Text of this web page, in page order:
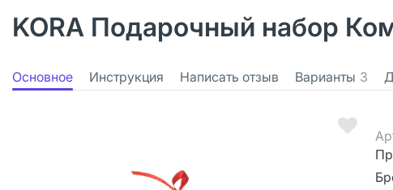
KORA Подарочный набор
Основное Инструкция Написать отзыв Варианты 3